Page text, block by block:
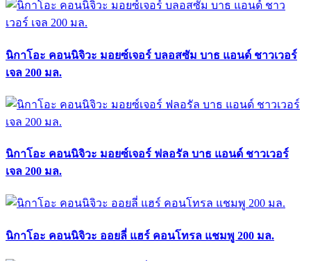
นิกาโอะ คอนนิจิวะ มอยซ์เจอร์ บลอสซัม บาธ แอนด์ ชาวเวอร์
เจล 200 มล.
นิกาโอะ คอนนิจิวะ มอยซ์เจอร์ ฟลอรัล บาธ แอนด์ ชาวเวอร์
เจล 200 มล.
นิกาโอะ คอนนิจิวะ ออยลี่ แฮร์ คอนโทรล แชมพู 200 มล.